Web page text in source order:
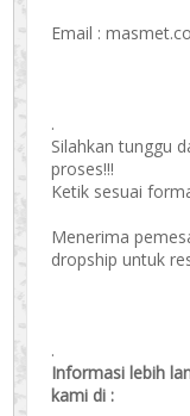
Email :
.
Silahkan tunggu
proses!!!
Ketik sesuai
Menerima
dropship untuk
.
Informasi lebih
kami di :